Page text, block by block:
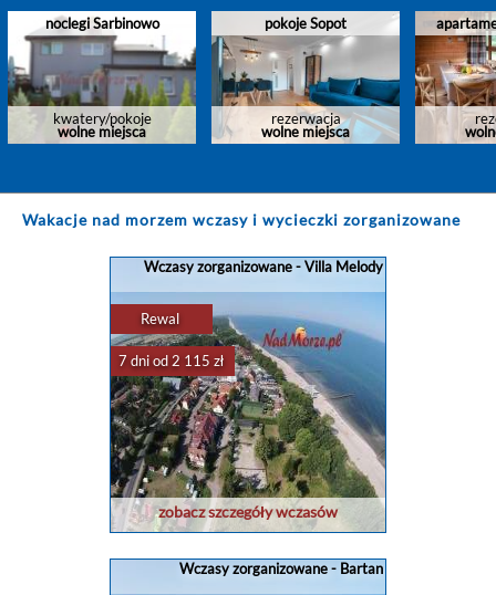
noclegi Sarbinowo
kwatery/pokoje
wolne miejsca
Domki i pokoje U Ziuty pokoje Sopot
rezerwacja
wolne miejsca
Apartament Bursztynowy
Nowy
Dom
Wakacje nad morzem wczasy i wycieczki zorganizowane
Wczasy zorganizowane - Villa Melody
Rewal
7 dni od 2 115 zł
zobacz szczegóły wczasów
Wczasy zorganizowane - Bartan